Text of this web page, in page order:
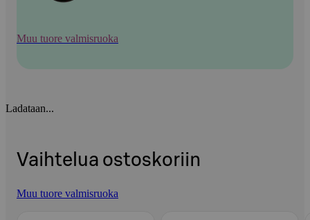
Muu tuore valmisruoka
Ladataan...
Vaihtelua ostoskoriin
Muu tuore valmisruoka